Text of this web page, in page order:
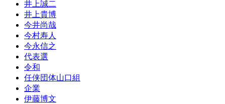
井上誠二
井上貴博
今井尚哉
今村寿人
今永信之
代表選
令和
任侠団体山口組
企業
伊藤博文